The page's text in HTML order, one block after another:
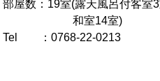
部屋数：19室(露天風呂付客室
和室14室)
Tel ：0768-22-0213